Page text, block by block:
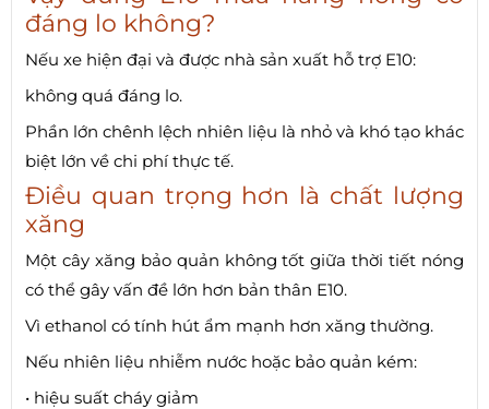
đáng lo không?
Nếu xe hiện đại và được nhà sản xuất hỗ trợ E10:
không quá đáng lo.
Phần lớn chênh lệch nhiên liệu là nhỏ và khó tạo khác
biệt lớn về chi phí thực tế.
Điều quan trọng hơn là chất lượng
xăng
Một cây xăng bảo quản không tốt giữa thời tiết nóng
có thể gây vấn đề lớn hơn bản thân E10.
Vì ethanol có tính hút ẩm mạnh hơn xăng thường.
Nếu nhiên liệu nhiễm nước hoặc bảo quản kém:
• hiệu suất cháy giảm